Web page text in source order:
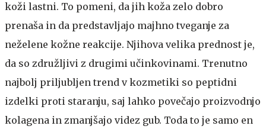
koži lastni. To pomeni, da jih koža zelo dobro
prenaša in da predstavljajo majhno tveganje za
neželene kožne reakcije. Njihova velika prednost je,
da so združljivi z drugimi učinkovinami. Trenutno
najbolj priljubljen trend v kozmetiki so peptidni
izdelki proti staranju, saj lahko povečajo proizvodnjo
kolagena in zmanjšajo videz gub. Toda to je samo en